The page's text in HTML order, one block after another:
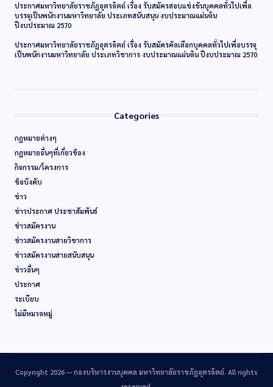
ประกาศมหาวิทยาลัยราชภัฏอุตรดิตถ์ เรื่อง รับสมัครสอบแข่งขันบุคคลทั่วไปเพื่อ
บรรจุเป็นพนักงานมหาวิทยาลัย ประเภทสนับสนุน งบประมาณแผ่นดิน
ปีงบประมาณ 2570
ประกาศมหาวิทยาลัยราชภัฏอุตรดิตถ์ เรื่อง รับสมัครคัดเลือกบุคคลทั่วไปเพื่อบรรจุ
เป็นพนักงานมหาวิทยาลัย ประเภทวิชาการ งบประมาณแผ่นดิน ปีงบประมาณ 2570
Categories
กฏหมายต่างๆ
กฏหมายอื่นๆที่เกี่ยวข้อง
กิจกรรม/โครงการ
ข้อบังคับ
ข่าว
ข่าวประกาศ ประชาสัมพันธ์
ข่าวสมัครงาน
ข่าวสมัครงานสายวิชาการ
ข่าวสมัครงานสายสนับสนุน
ข่าวอื่นๆ
ประกาศ
ระเบียบ
ไม่มีหมวดหมู่
Copyright 2026 — กองบริหารงานบุคคล มหาวิทยาลัยราชภัฏอุตรดิตถ์. All rights